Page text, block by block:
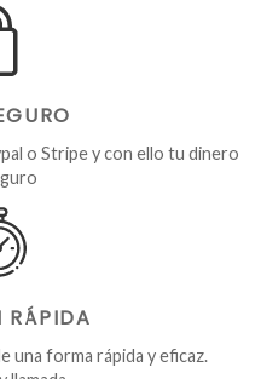
o Stripe y con ello tu dinero
RÁPIDA
una forma rápida y eficaz.